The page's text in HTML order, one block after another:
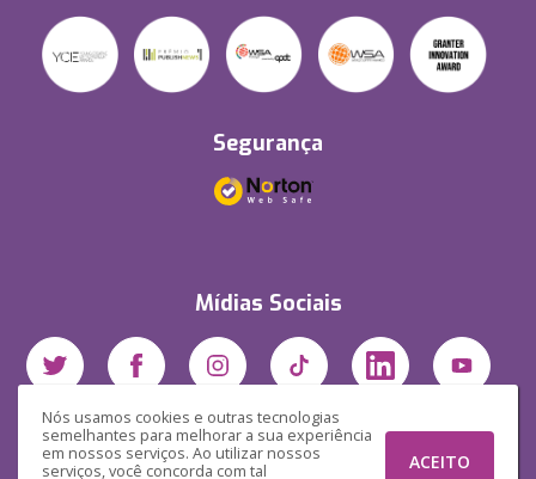
Nós usamos cookies e outras tecnologias
semelhantes para melhorar a sua experiência
em nossos serviços. Ao utilizar nossos
serviços, você concorda com tal
ACEITO
Segurança
Mídias Sociais